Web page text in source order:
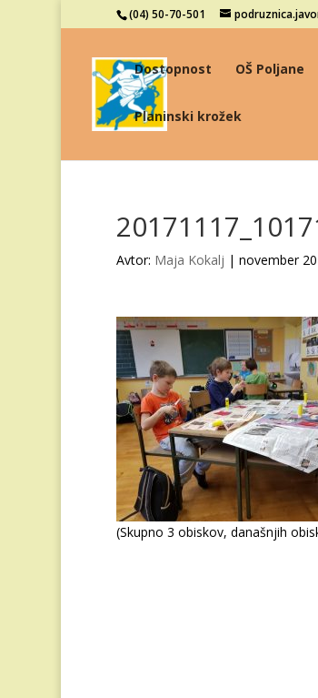
(04) 50-70-501
Dostopnost OŠ Poljane
Planinski krožek
Avtor: Maja Kokalj | november
(Skupno 3 obiskov, današnjih